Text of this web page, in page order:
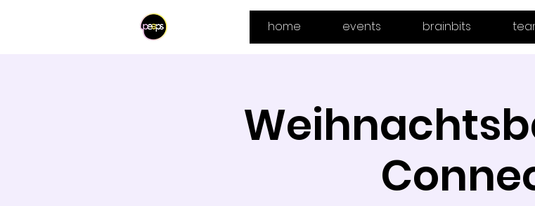
home events brainbits